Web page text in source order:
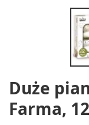
Duże
Farma,